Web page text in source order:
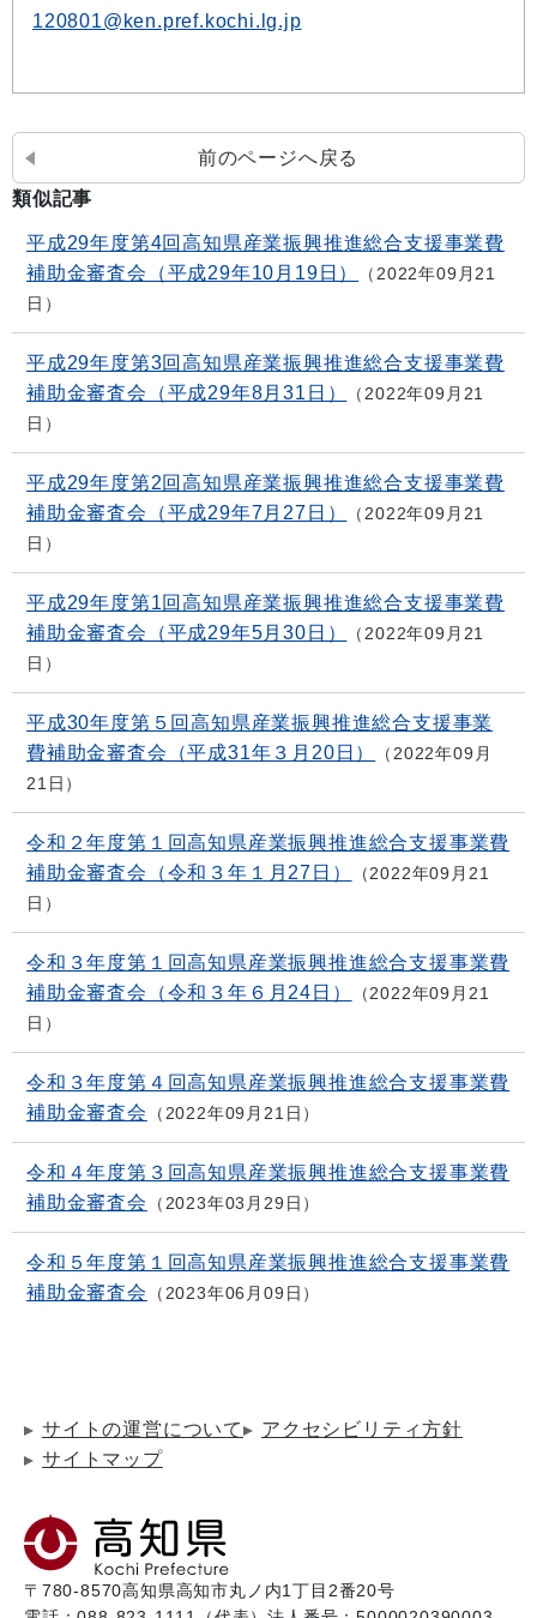
120801@ken.pref.kochi.lg.jp
前のページへ戻る
類似記事
平成29年度第4回高知県産業振興推進総合支援事業費
補助金審査会（平成29年10月19日）
2022年09月21
日
平成29年度第3回高知県産業振興推進総合支援事業費
補助金審査会（平成29年8月31日）
2022年09月21
日
平成29年度第2回高知県産業振興推進総合支援事業費
補助金審査会（平成29年7月27日）
2022年09月21
日
平成29年度第1回高知県産業振興推進総合支援事業費
補助金審査会（平成29年5月30日）
2022年09月21
日
平成30年度第５回高知県産業振興推進総合支援事業
費補助金審査会（平成31年３月20日）
2022年09月
21日
令和２年度第１回高知県産業振興推進総合支援事業費
補助金審査会（令和３年１月27日）
2022年09月21
日
令和３年度第１回高知県産業振興推進総合支援事業費
補助金審査会（令和３年６月24日）
2022年09月21
日
令和３年度第４回高知県産業振興推進総合支援事業費
補助金審査会
2022年09月21日
令和４年度第３回高知県産業振興推進総合支援事業費
補助金審査会
2023年03月29日
令和５年度第１回高知県産業振興推進総合支援事業費
補助金審査会
2023年06月09日
サイトの運営について
アクセシビリティ方針
サイトマップ
〒780-8570高知県高知市丸ノ内1丁目2番20号